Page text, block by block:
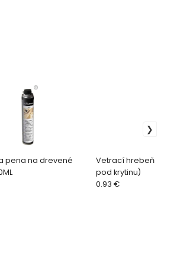
pena na drevené
Vetrací hrebeň
pod krytinu)
0.93 €